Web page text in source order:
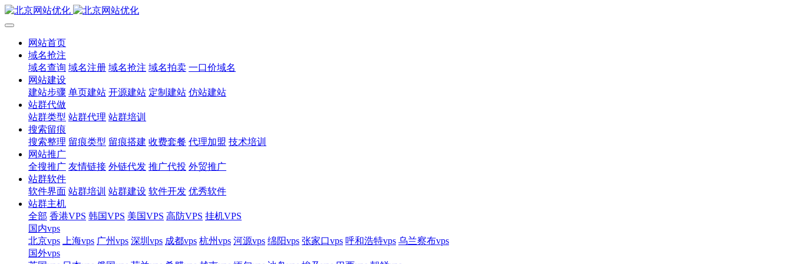
网站首页
域名抢注
域名查询 域名注册 域名抢注 域名拍卖 一口价域名
网站建设
建站步骤 单页建站 开源建站 定制建站 仿站建站
站群代做
站群类型 站群代理 站群培训
搜索留痕
搜索整理 留痕类型 留痕搭建 收费套餐 代理加盟 技术培训
网站推广
全搜推广 友情链接 外链代发 推广代投 外贸推广
站群软件
软件界面 站群培训 站群建设 软件开发 优秀软件
站群主机
全部 香港VPS 韩国VPS 美国VPS 高防VPS 挂机VPS
国内vps
北京vps
上海vps 广州vps 深圳vps 成都vps 杭州vps 河源vps 绵阳vps 张家口vps 呼和浩特vps 乌兰察布vps
国外vps